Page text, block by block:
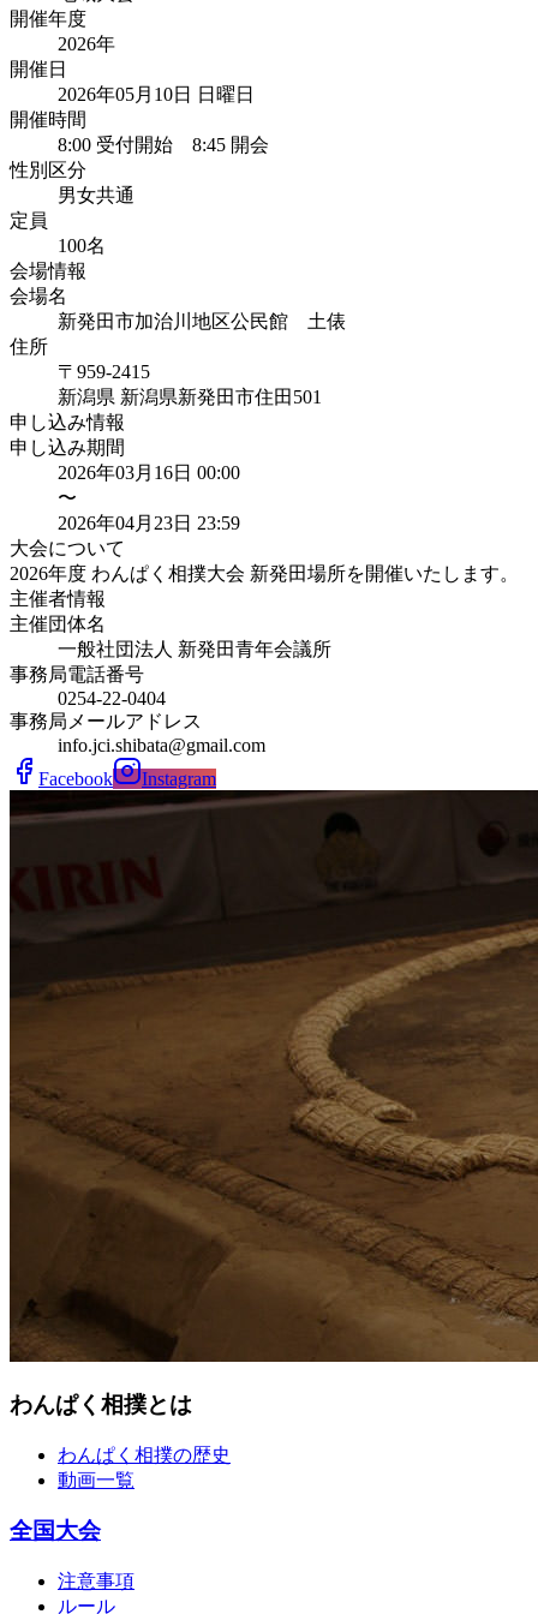
開催年度
2026年
開催日
2026年05月10日 日曜日
開催時間
8:00 受付開始 8:45 開会
性別区分
男女共通
定員
100名
会場情報
会場名
新発田市加治川地区公民館 土俵
住所
〒959-2415
新潟県 新潟県新発田市住田 501
申し込み情報
申し込み期間
2026年03月16日 00:00
〜
2026年04月23日 23:59
大会について
2026年度 わんぱく相撲大会 新発田場所を開催いたします。
主催者情報
主催団体名
一般社団法人 新発田青年会議所
事務局電話番号
0254-22-0404
事務局メールアドレス
info.jci.shibata@gmail.com
Facebook
Instagram
わんぱく相撲とは
わんぱく相撲の歴史
動画一覧
全国大会
注意事項
ルール